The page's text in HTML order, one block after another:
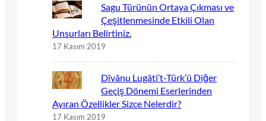
Sagu Türünün Ortaya Çıkması ve
Çeşitlenmesinde Etkili Olan
Unsurları Belirtiniz.
17 Kasım 2019
Dîvânu Lugâti’t-Türk’ü Diğer
Geçiş Dönemi Eserlerinden
Ayıran Özellikler Sizce Nelerdir?
17 Kasım 2019